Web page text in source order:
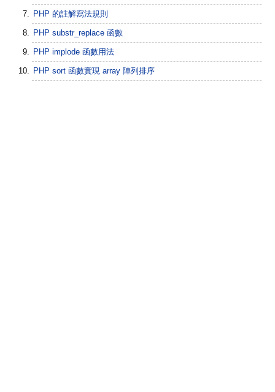
PHP 的註解寫法規則
PHP substr_replace 函數
PHP implode 函數用法
PHP sort 函數實現 array 陣列排序